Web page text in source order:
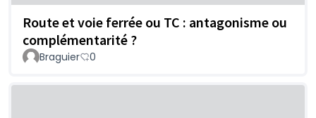
Route et voie ferrée ou TC : antagonisme ou
complémentarité ?
Braguier 0